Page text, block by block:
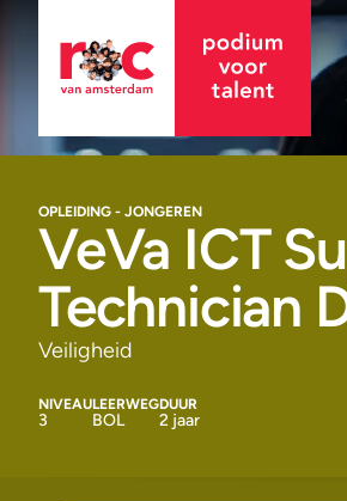
OPLEIDING - JONGEREN
VeVa ICT
Technician
Veiligheid
NIVEAU
3
LEERWEG
BOL
DUUR
2 jaar